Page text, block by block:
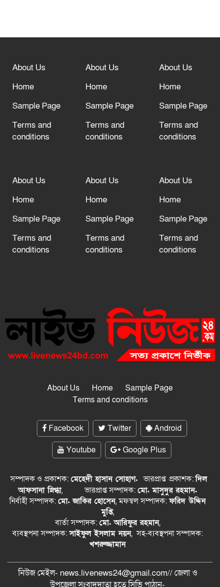
“অসহযোগ” আন্দোলনের হুমকি
দরজা খোলা রেখেছেন
About Us
Home
Sample Page
Terms and
conditions
About Us
Home
Sample Page
Terms and
conditions
About Us
Home
Sample Page
Terms and
conditions
About Us
Home
Sample Page
Terms and
conditions
About Us
Home
Sample Page
Terms and
conditions
About Us
Home
Sample Page
Terms and
conditions
About Us Home
Sample Page
Terms and conditions
Facebook Twitter
Android
Youtube
Google Plus
সম্পাদক ও প্রকাশক:মেহেদী হাসান সোহাগ.ভারপ্রাপ্ত প্রকাশক:দিল
আফসানা স্নিগ্ধা, ভারপ্রাপ্ত সম্পাদক:মো. মাসুদুর রহমান.
নির্বাহী সম্পাদক:মো. জাকির হোসেন, মফস্বল সম্পাদক:ফরিদ উদ্দিন
মুপ্তি,
বার্তা সম্পাদক:মো. আরিফুর রহমান,
ব্যবস্থপনা সম্পাদক:সাইফুল ইসলাম নয়ন, সহ-ব্যবস্থপনা সম্পাদক:
খশরুজ্জামান
নিউজ মেইল- news.livenews24@gmail.com// জেলা ও